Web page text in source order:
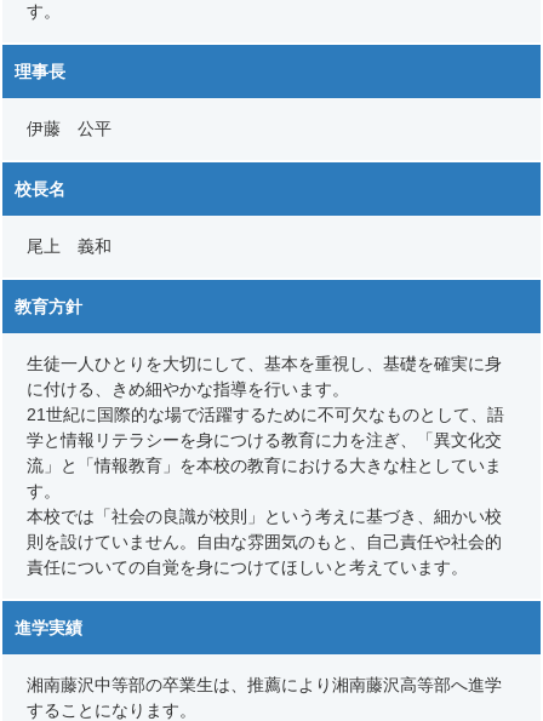
す。
理事長
伊藤 公平
校長名
尾上 義和
教育方針
生徒一人ひとりを大切にして、基本を重視し、基礎を確実に身
に付ける、きめ細やかな指導を行います。
21世紀に国際的な場で活躍するために不可欠なものとして、語
学と情報リテラシーを身につける教育に力を注ぎ、「異文化交
流」と「情報教育」を本校の教育における大きな柱としていま
す。
本校では「社会の良識が校則」という考えに基づき、細かい校
則を設けていません。自由な雰囲気のもと、自己責任や社会的
責任についての自覚を身につけてほしいと考えています。
進学実績
湘南藤沢中等部の卒業生は、推薦により湘南藤沢高等部へ進学
することになります。